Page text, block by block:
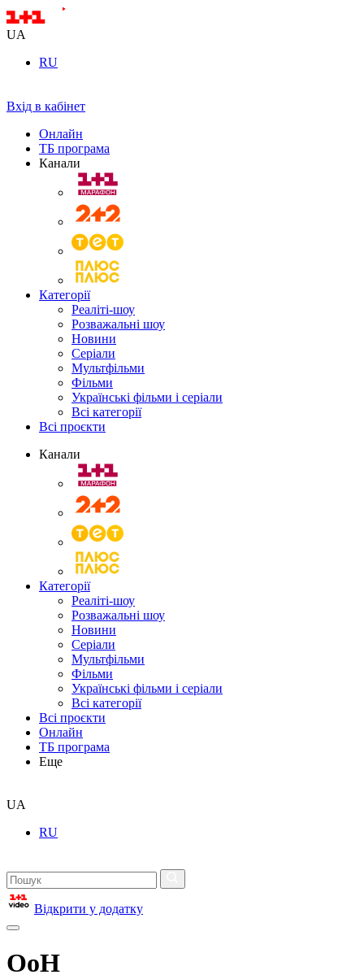
UA
RU
Вхід в кабінет
Онлайн
ТБ програма
Канали
Категорії
Реаліті-шоу
Розважальні шоу
Новини
Серіали
Мультфільми
Фільми
Українські фільми і серіали
Всі категорії
Всі проєкти
Канали
Категорії
Реаліті-шоу
Розважальні шоу
Новини
Серіали
Мультфільми
Фільми
Українські фільми і серіали
Всі категорії
Всі проєкти
Онлайн
ТБ програма
Еще
UA
RU
Відкрити у додатку
ОоН